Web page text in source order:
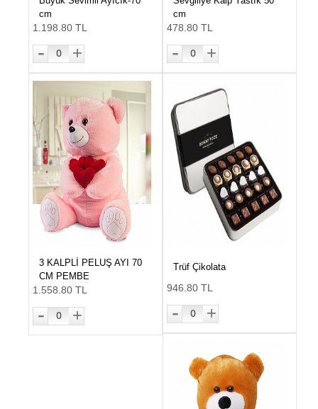
cm
1.198.80 TL
- 0 +
cm
478.80 TL
- 0 +
3 KALPLİ PELUŞ AYI 70
CM PEMBE
1.558.80 TL
- 0 +
Trüf Çikolata
946.80 TL
- 0 +